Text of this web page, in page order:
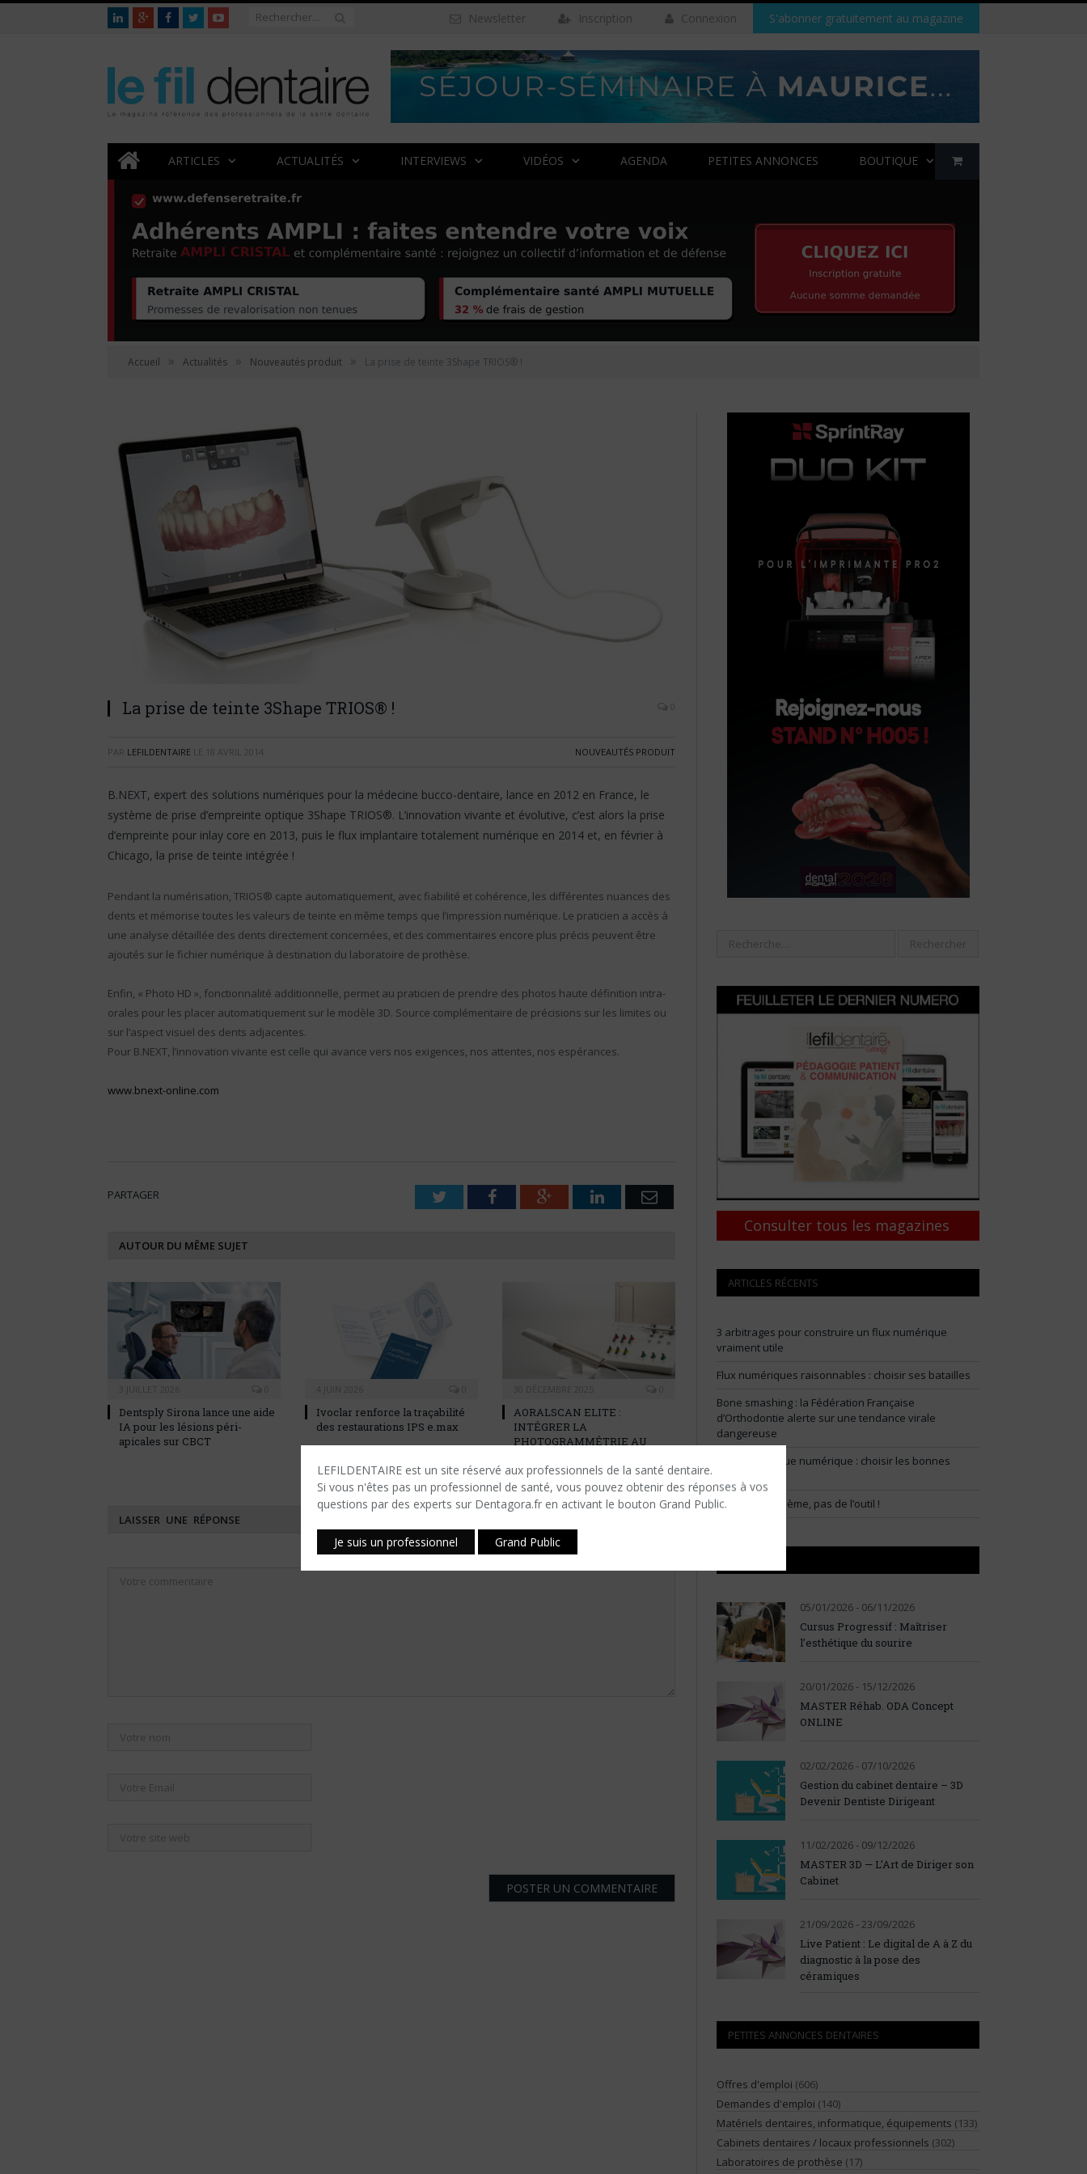
LEFILDENTAIRE est un site réservé aux professionnels de la santé dentaire.
Si vous n'êtes​ pas un professionnel de santé, vous pouvez obtenir des réponses à vos
questions par des experts sur Dentagora.fr en activant le bouton Grand Public.
Je suis un professionnel Grand Public
S'abonner gratuitement au magazine
Connexion
Inscription
Newsletter
ARTICLES ACTUALITÉS INTERVIEWS VIDÉOS AGENDA PETITES ANNONCES BOUTIQUE
Accueil » Actualités » Nouveautés produit » La prise de teinte 3Shape TRIOS® !
La prise de teinte 3Shape TRIOS® ! 0
PAR LEFILDENTAIRE LE 18 AVRIL 2014 NOUVEAUTÉS PRODUIT
B.NEXT, expert des solutions numériques pour la médecine bucco-dentaire, lance en 2012 en France, le
système de prise d’empreinte optique 3Shape TRIOS®. L’innovation vivante et évolutive, c’est alors la prise
d’empreinte pour inlay core en 2013, puis le flux implantaire totalement numérique en 2014 et, en février à
Chicago, la prise de teinte intégrée !
Pendant la numérisation, TRIOS® capte automatiquement, avec fiabilité et cohérence, les différentes nuances des
dents et mémorise toutes les valeurs de teinte en même temps que l’impression numérique. Le praticien a accès à
une analyse détaillée des dents directement concernées, et des commentaires encore plus précis peuvent être
ajoutés sur le fichier numérique à destination du laboratoire de prothèse.
Enfin, « Photo HD », fonctionnalité additionnelle, permet au praticien de prendre des photos haute définition intra-
orales pour les placer automatiquement sur le modèle 3D. Source complémentaire de précisions sur les limites ou
sur l’aspect visuel des dents adjacentes.
Pour B.NEXT, l’innovation vivante est celle qui avance vers nos exigences, nos attentes, nos espérances.
www.bnext-online.com
PARTAGER TwitterFacebookGoogle+LinkedInEmail
AUTOUR DU MÊME SUJET
Dentsply Sirona lance une aide
IA pour les lésions péri-
apicales sur CBCT
Ivoclar renforce la traçabilité
des restaurations IPS e.max
AORALSCAN ELITE :
INTÉGRER LA
PHOTOGRAMMÉTRIE AU
CABINET
LAISSER UNE RÉPONSE
Consulter tous les magazines
ARTICLES RÉCENTS
3 arbitrages pour construire un flux numérique
vraiment utile
Flux numériques raisonnables : choisir ses batailles
Bone smashing : la Fédération Française
d’Orthodontie alerte sur une tendance virale
dangereuse
Flux prothétique numérique : choisir les bonnes
Partir du problème, pas de l’outil !
05/01/2026 - 06/11/2026
Cursus Progressif : Maîtriser
l’esthétique du sourire
20/01/2026 - 15/12/2026
MASTER Réhab. ODA Concept
ONLINE
02/02/2026 - 07/10/2026
Gestion du cabinet dentaire – 3D
Devenir Dentiste Dirigeant
11/02/2026 - 09/12/2026
MASTER 3D — L’Art de Diriger son
Cabinet
21/09/2026 - 23/09/2026
Live Patient : Le digital de A à Z du
diagnostic à la pose des
céramiques
PETITES ANNONCES DENTAIRES
Offres d'emploi (606)
Demandes d'emploi (140)
Matériels dentaires, informatique, équipements (133)
Cabinets dentaires / locaux professionnels (302)
Laboratoires de prothèse (17)